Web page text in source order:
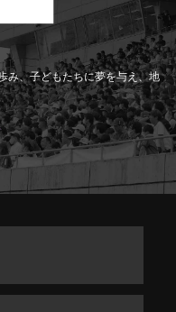
み、子どもたちに夢を与え、地